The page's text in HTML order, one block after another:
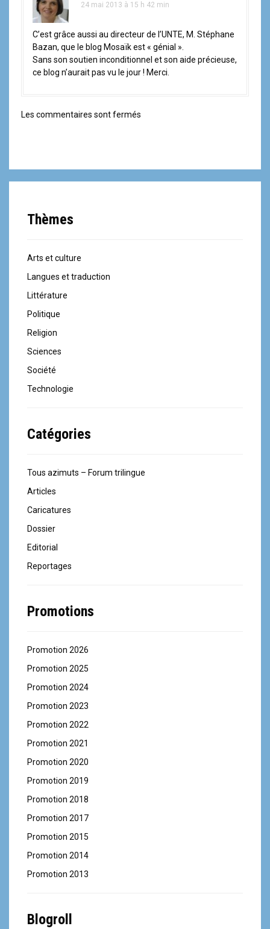
24 mai 2013 à 15 h 42 min
C’est grâce aussi au directeur de l’UNTE, M. Stéphane
Bazan, que le blog Mosaïk est « génial ».
Sans son soutien inconditionnel et son aide précieuse,
ce blog n’aurait pas vu le jour ! Merci.
Les commentaires sont fermés
Thèmes
Arts et culture
Langues et traduction
Littérature
Politique
Religion
Sciences
Société
Technologie
Catégories
Tous azimuts – Forum trilingue
Articles
Caricatures
Dossier
Editorial
Reportages
Promotions
Promotion 2026
Promotion 2025
Promotion 2024
Promotion 2023
Promotion 2022
Promotion 2021
Promotion 2020
Promotion 2019
Promotion 2018
Promotion 2017
Promotion 2015
Promotion 2014
Promotion 2013
Blogroll